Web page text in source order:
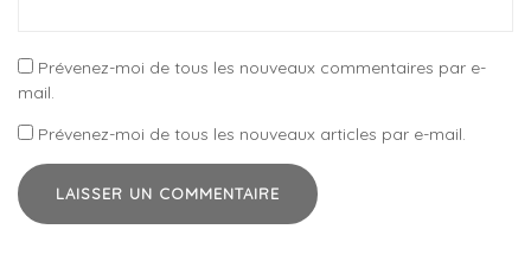
Prévenez-moi de tous les nouveaux commentaires par e-
mail.
Prévenez-moi de tous les nouveaux articles par e-mail.